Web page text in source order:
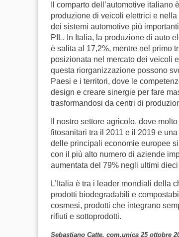
Il comparto dell’automotive
produzione di veicoli elettrici e
dei sistemi automotive più
PIL. In Italia, la produzione di auto
è salita al 17,2%, mentre nel primo
posizionata nel mercato dei veicoli
questa riorganizzazione possono
Paesi e i territori, dove le
design e creare sinergie per fare
trasformandosi da centri di
Il nostro settore agricolo, dove
fitosanitari tra il 2011 e il 2019 e
delle principali economie europee
con il più alto numero di aziende
aumentata del 79% negli ultimi
L’Italia è tra i leader mondiali della
prodotti biodegradabili e
cosmesi, prodotti che integrano
rifiuti e sottoprodotti.
Sebastiano Catte, com.unica 25 ottobre